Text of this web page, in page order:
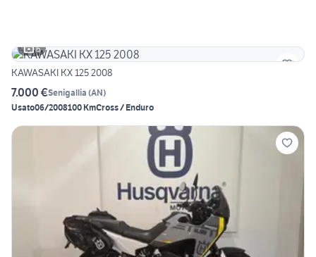
6
KAWASAKI KX 125 2008
7.000 €Senigallia (AN)
Usato06/2008100 KmCross / Enduro